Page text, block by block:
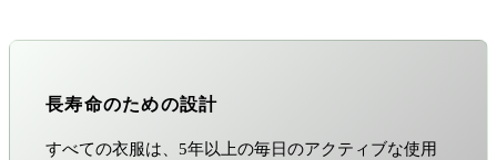
長寿命のための設計
すべての衣服は、5年以上の毎日のアクティブな使用